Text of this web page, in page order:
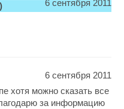
6 сентября 2011
6 сентября 2011
хотя можно сказать все
за информацию